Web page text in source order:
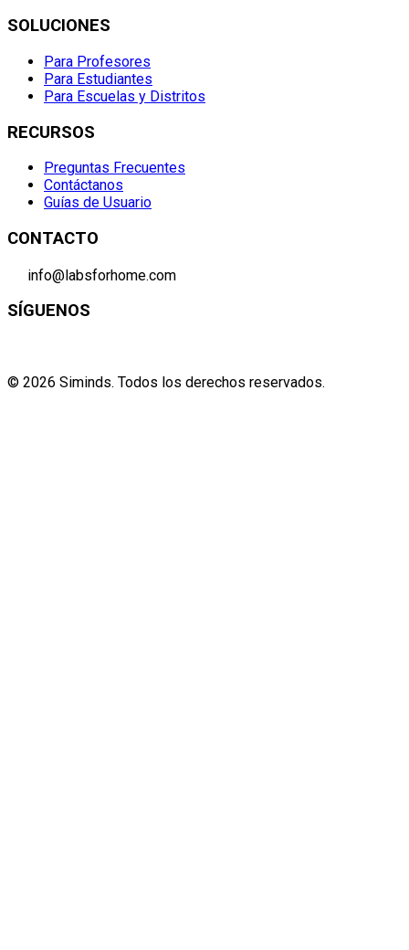
SOLUCIONES
Para Profesores
Para Estudiantes
Para Escuelas y Distritos
RECURSOS
Preguntas Frecuentes
Contáctanos
Guías de Usuario
CONTACTO
info@labsforhome.com
SÍGUENOS
© 2026 Siminds. Todos los derechos reservados.